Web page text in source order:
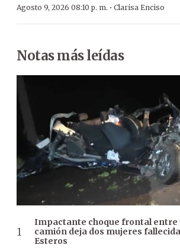
Agosto 9, 2026 08:10 p. m. · Clarisa Enciso
Notas más leídas
Impactante choque frontal entre
camión deja dos mujeres
Esteros